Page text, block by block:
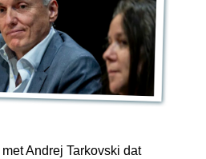
met Andrej Tarkovski dat